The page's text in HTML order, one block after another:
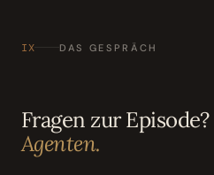
IX DAS GESPRÄCH
Fragen zur Episode?
Agenten.